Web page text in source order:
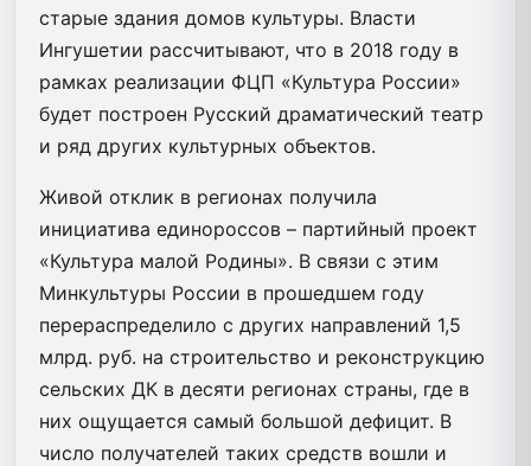
старые здания домов культуры. Власти
Ингушетии рассчитывают, что в 2018 году в
рамках реализации ФЦП «Культура России»
будет построен Русский драматический театр
и ряд других культурных объектов.
Живой отклик в регионах получила
инициатива единороссов – партийный проект
«Культура малой Родины». В связи с этим
Минкультуры России в прошедшем году
перераспределило с других направлений 1,5
млрд. руб. на строительство и реконструкцию
сельских ДК в десяти регионах страны, где в
них ощущается самый большой дефицит. В
число получателей таких средств вошли и